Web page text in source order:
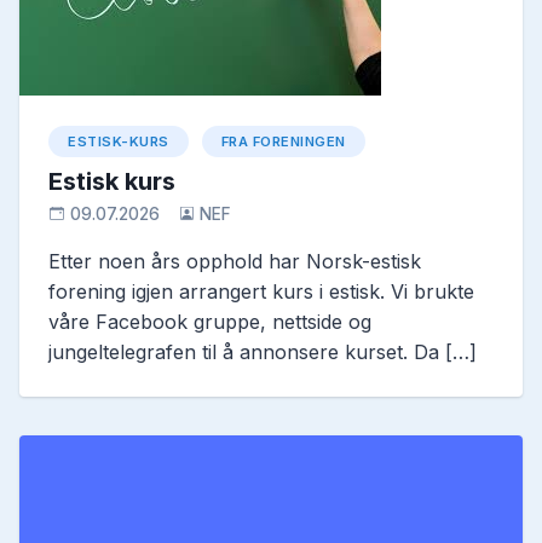
ESTISK-KURS FRA FORENINGEN
Estisk kurs
09.07.2026 NEF
Etter noen års opphold har Norsk-estisk
forening igjen arrangert kurs i estisk. Vi brukte
våre Facebook gruppe, nettside og
jungeltelegrafen til å annonsere kurset. Da […]